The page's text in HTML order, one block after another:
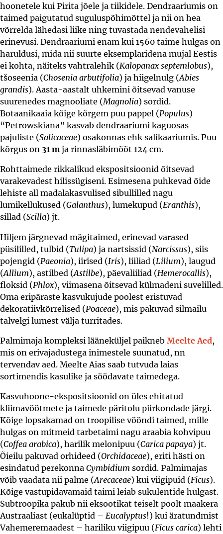
hoonetele kui Pirita jõele ja tiikidele. Dendraariumis on
taimed paigutatud suguluspõhimõttel ja nii on hea
võrrelda lähedasi liike ning tuvastada nendevahelisi
erinevusi. Dendraariumi enam kui 1560 taime hulgas on
haruldusi, mida nii suurte eksemplaridena mujal Eestis
ei kohta, näiteks vahtralehik (Kalopanax septemlobus),
tšoseenia (Chosenia arbutifolia) ja hiigelnulg (Abies
grandis). Aasta-aastalt uhkemini õitsevad vanuse
suurenedes magnooliate (Magnolia) sordid.
Botaanikaaia kõige kõrgem puu pappel (Populus)
“Petrowskiana” kasvab dendraariumi kaguosas
pajuliste (Salicaceae) osakonnas ehk salikaariumis. Puu
kõrgus on 31 m ja rinnasläbimõõt 124 cm.
Rohttaimede rikkalikud ekspositsioonid õitsevad
varakevadest hilissügiseni. Esimesena puhkevad õide
lehiste all madalakasvulised sibullilled nagu
lumikellukused (Galanthus), lumekupud (Eranthis),
sillad (Scilla) jt.
Hiljem järgnevad mägitaimed, erinevad varased
püsililled, tulbid (Tulipa) ja nartsissid (Narcissus), siis
pojengid (Paeonia), iirised (Iris), liiliad (Lilium), laugud
(Allium), astilbed (Astilbe), päevaliiliad (Hemerocallis),
floksid (Phlox), viimasena õitsevad külmadeni suvelilled.
Oma eripäraste kasvukujude poolest eristuvad
dekoratiivkõrrelised (Poaceae), mis pakuvad silmailu
talvelgi lumest välja turritades.
Palmimaja kompleksi lääneküljel paikneb Meelte Aed,
mis on erivajadustega inimestele suunatud, nn
tervendav aed. Meelte Aias saab tutvuda laias
sortimendis kasulike ja söödavate taimedega.
Kasvuhoone-ekspositsioonid on üles ehitatud
kliimavöötmete ja taimede päritolu piirkondade järgi.
Kõige lopsakamad on troopilise vööndi taimed, mille
hulgas on mitmeid tarbetaimi nagu araabia kohvipuu
(Coffea arabica), harilik melonipuu (Carica papaya) jt.
Õieilu pakuvad orhideed (Orchidaceae), eriti hästi on
esindatud perekonna Cymbidium sordid. Palmimajas
võib vaadata nii palme (Arecaceae) kui viigipuid (Ficus).
Kõige vastupidavamaid taimi leiab sukulentide hulgast.
Subtroopika pakub nii eksootikat teiselt poolt maakera
Austraaliast (eukalüptid – Eucalyptus!) kui äratundmist
Vahemeremaadest – hariliku viigipuu (Ficus carica) lehti